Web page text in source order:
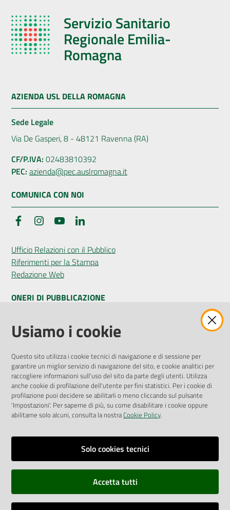
Servizio Sanitario
Regionale Emilia-
Romagna
AZIENDA USL DELLA ROMAGNA
Sede Legale
Via De Gasperi, 8 - 48121 Ravenna (RA)
CF/P.IVA: 02483810392
PEC: azienda@pec.auslromagna.it
COMUNICA CON NOI
FacebookInstagramYouTube
Ufficio Relazioni con il Pubblico
Riferimenti per la Stampa
Redazione Web
ONERI DI PUBBLICAZIONE
Amministrazione Trasparente
Pubblicità legale
Privacy Policy
Attuazione Misure PNRR
Liste di Attesa
ENTI, IMPRESE E PARTNER
Fatturazione Elettronica
Richiesta Patrocinio
Usiamo i cookie
Questo sito utilizza i cookie tecnici di navigazione e di sessione per
garantire un miglior servizio di navigazione del sito, e cookie analitici per
raccogliere informazioni sull'uso del sito da parte degli utenti. Utilizza
anche cookie di profilazione dell'utente per fini statistici. Per i cookie di
profilazione puoi decidere se abilitarli o meno cliccando sul pulsante
'Impostazioni'. Per saperne di più, su come disabilitare i cookie oppure
abilitarne solo alcuni, consulta la nostraCookie Policy.
Solo cookies tecnici
Accetta tutti